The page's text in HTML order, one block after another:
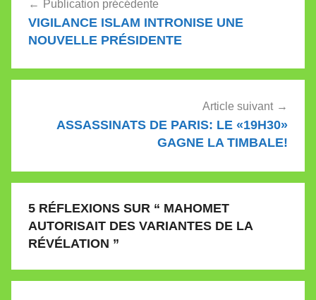
de
l’article
Publication précédente
VIGILANCE ISLAM INTRONISE UNE
NOUVELLE PRÉSIDENTE
Article suivant
ASSASSINATS DE PARIS: LE «19H30»
GAGNE LA TIMBALE!
5 RÉFLEXIONS SUR “ MAHOMET
AUTORISAIT DES VARIANTES DE LA
RÉVÉLATION ”